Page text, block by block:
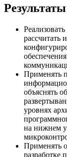
рассчитать
Применять
объяснять
уровнях
на нижнем
Применять
разработке